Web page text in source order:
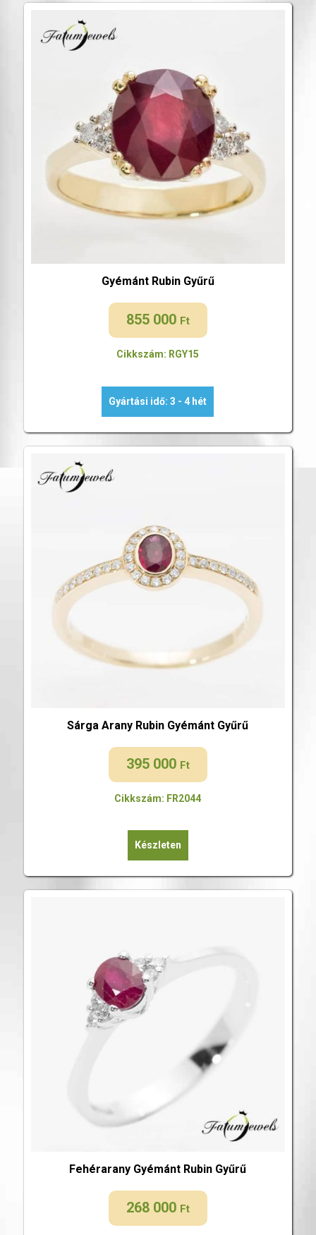
Gyémánt Rubin Gyűrű
855 000 Ft
Cikkszám: RGY15
Gyártási idő: 3 - 4 hét
Sárga Arany Rubin Gyémánt Gyűrű
395 000 Ft
Cikkszám: FR2044
Készleten
Fehérarany Gyémánt Rubin Gyűrű
268 000 Ft